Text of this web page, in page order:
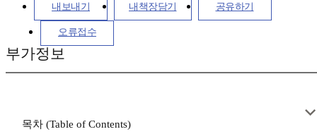
내보내기 내책장담기 공유하기
오류접수
부가정보
목차 (Table of Contents)